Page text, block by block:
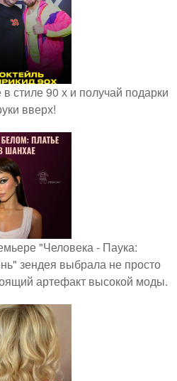
стиле 90 х и получай подарки
вверх!
"Человека - Паука:
зендея выбрала не просто
артефакт высокой моды.